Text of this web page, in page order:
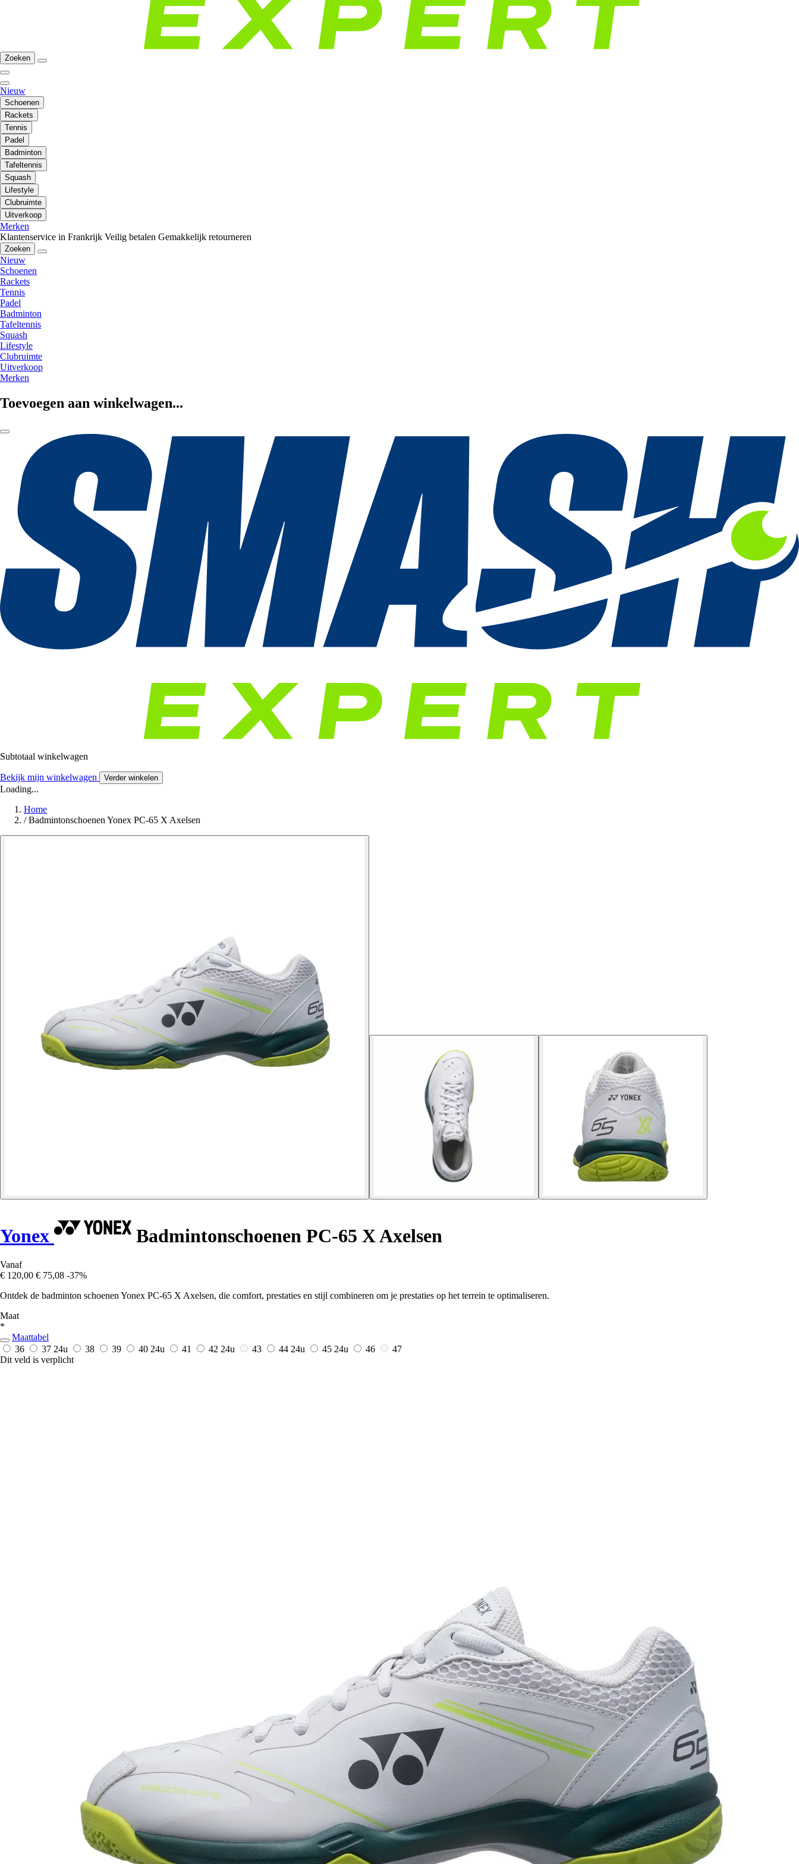
Zoeken
Nieuw
Schoenen
Rackets
Tennis
Padel
Badminton
Tafeltennis
Squash
Lifestyle
Clubruimte
Uitverkoop
Merken
Klantenservice in Frankrijk Veilig betalen Gemakkelijk retourneren
Zoeken
Nieuw
Schoenen
Rackets
Tennis
Padel
Badminton
Tafeltennis
Squash
Lifestyle
Clubruimte
Uitverkoop
Merken
Toevoegen aan winkelwagen...
Subtotaal winkelwagen
Bekijk mijn winkelwagen Verder winkelen
Loading...
Home
/ Badmintonschoenen Yonex PC-65 X Axelsen
Yonex Badmintonschoenen PC-65 X Axelsen
Vanaf
€ 120,00 € 75,08 -37%
Ontdek de badminton schoenen Yonex PC-65 X Axelsen, die comfort, prestaties en stijl combineren om je prestaties op het terrein te optimaliseren.
Maat
*
Maattabel
36
37 24u 38 39 40 24u 41 42 24u 43 44 24u 45 24u 46
47
Dit veld is verplicht